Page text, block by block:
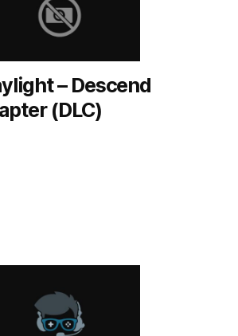
– Descend
(DLC)